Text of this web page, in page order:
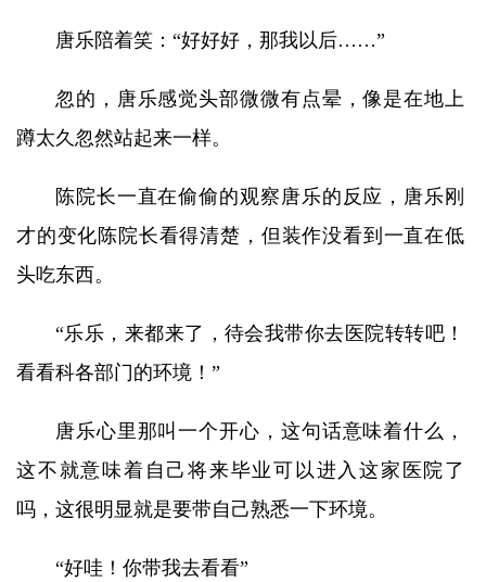
唐乐陪着笑：“好好好，那我以后……”
忽的，唐乐感觉头部微微有点晕，像是在地上
蹲太久忽然站起来一样。
陈院长一直在偷偷的观察唐乐的反应，唐乐刚
才的变化陈院长看得清楚，但装作没看到一直在低
头吃东西。
“乐乐，来都来了，待会我带你去医院转转吧！
看看科各部门的环境！”
唐乐心里那叫一个开心，这句话意味着什么，
这不就意味着自己将来毕业可以进入这家医院了
吗，这很明显就是要带自己熟悉一下环境。
“好哇！你带我去看看”